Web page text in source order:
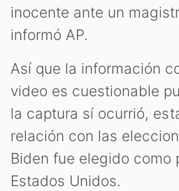
inocente ante un
informó AP.
Así que la información
video es cuestionable
la captura sí ocurrió,
relación con las
Biden fue elegido como
Estados Unidos.